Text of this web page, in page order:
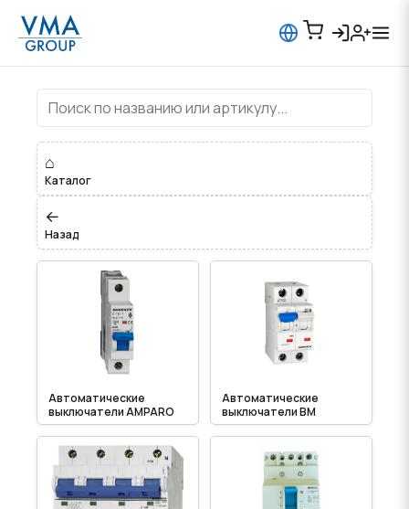
Автоматические выключатели
⌂
Каталог
←
Назад
Автоматические
выключатели AMPARO
Автоматические
выключатели BM